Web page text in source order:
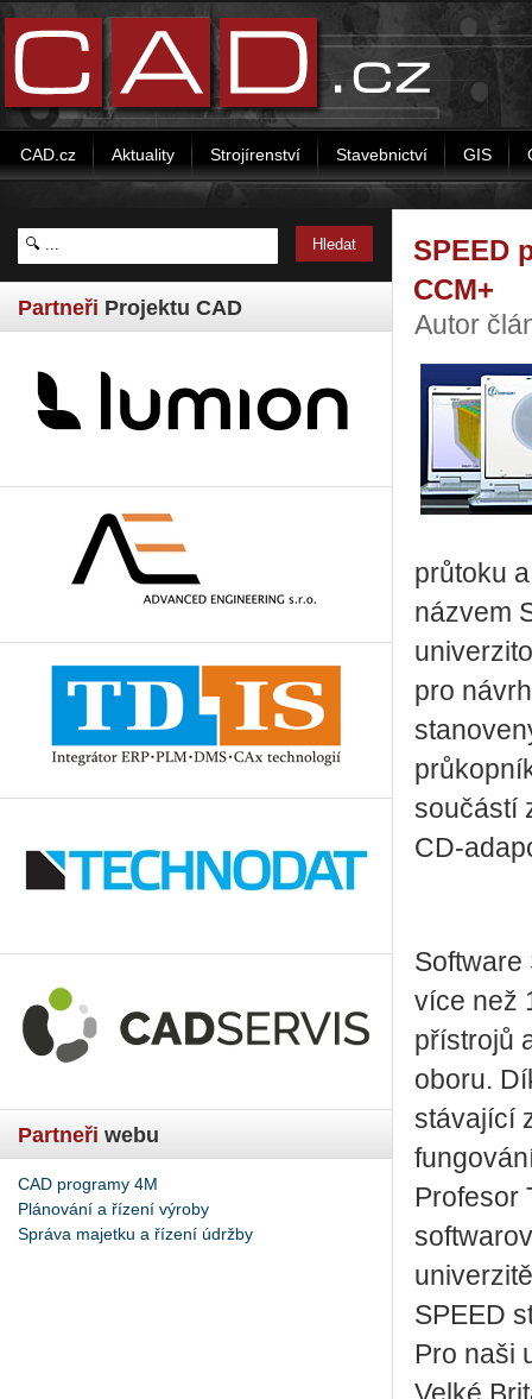
CAD.cz Aktuality Strojírenství Stavebnictví GIS
Partneři Projektu CAD
Partneři webu
CAD programy 4M
Plánování a řízení výroby
Správa majetku a řízení údržby
SPEED
CCM+
Autor
průtoku
názvem
pro
součástí
CD-
Software
více než
přístrojů
oboru.
stávající
Profesor
SPEED
Pro naši